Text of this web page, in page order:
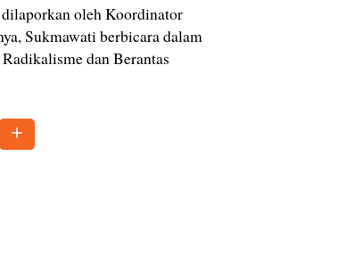
oleh Koordinator
Sukmawati berbicara dalam
dan Berantas